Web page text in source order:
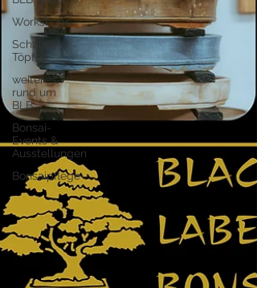
Workshops
Schalen-
Töpfer
weiteres,
rund um
BLB
Bonsai-
Events &
Ausstellungen
Bonsaipflege